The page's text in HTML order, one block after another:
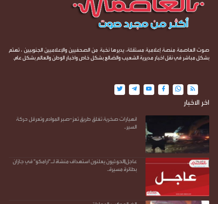
صوت العاصمة منصة إعلامية مستقلة، يديرها نخبة من الصحفيين والإعلاميين الجنوبيين ، تهتم
بشكل مباشر في نقل اخبار مديرية الشعيب والضالع بشكل خاص واخبار الوطن والعالم بشكل عام.
اخر الاخبار
انهيارات صخرية تغلق طريق تعز–صبر الموادم وتعرقل حركة
السير..
عاجل|الحو.ثيون يعلنون استهداف منشأة لـ"أرامكو" في جازان
بطائرة مسيرة..